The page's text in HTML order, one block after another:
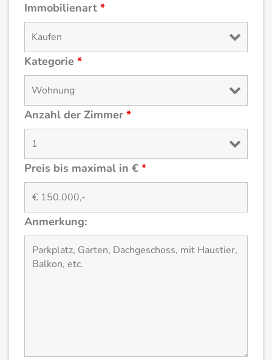
Immobilienart*
Kategorie*
Anzahl der Zimmer*
Preis bis maximal in €*
Anmerkung: